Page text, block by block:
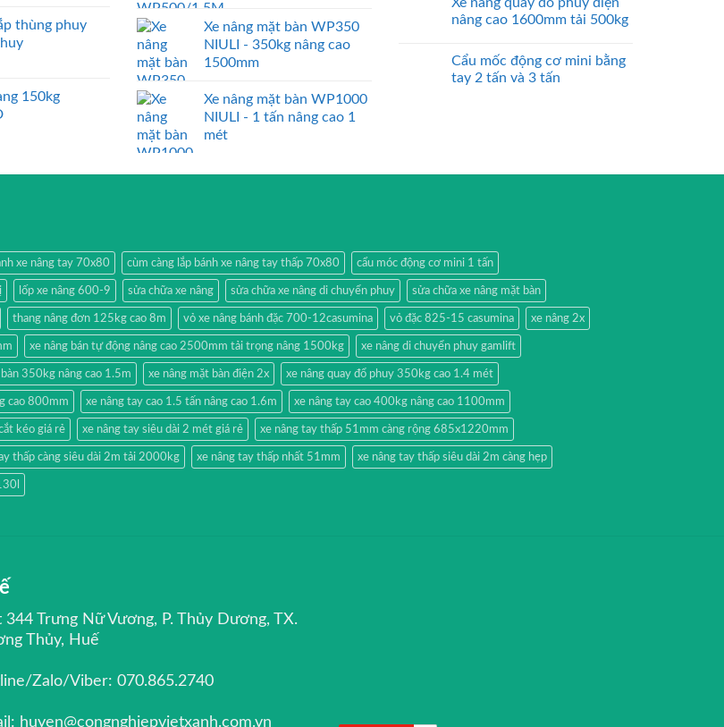
thùng phuy
150kg
Xe nâng mặt bàn WP350
NIULI - 350kg nâng cao
1500mm
Xe nâng mặt bàn WP1000
NIULI - 1 tấn nâng cao 1
mét
nâng cao 1600mm tải 500kg
Cẩu mốc động cơ mini bằng
tay 2 tấn và 3 tấn
xe nâng tay 70x80 cùm càng lắp bánh xe nâng tay thấp 70x80 cẩu móc động cơ mini 1 tấn
lốp xe nâng 600-9 sửa chữa xe nâng sửa chữa xe nâng di chuyển phuy sửa chữa xe nâng mặt bàn
thang nâng đơn 125kg cao 8m vỏ xe nâng bánh đặc 700-12casumina vỏ đặc 825-15 casumina xe nâng 2x
xe nâng bán tự động nâng cao 2500mm tải trọng nâng 1500kg xe nâng di chuyển phuy gamlift
350kg nâng cao 1.5m xe nâng mặt bàn điện 2x xe nâng quay đổ phuy 350kg cao 1.4 mét
cao 800mm xe nâng tay cao 1.5 tấn nâng cao 1.6m xe nâng tay cao 400kg nâng cao 1100mm
kéo giá rẻ xe nâng tay siêu dài 2 mét giá rẻ xe nâng tay thấp 51mm càng rộng 685x1220mm
thấp càng siêu dài 2m tải 2000kg xe nâng tay thấp nhất 51mm xe nâng tay thấp siêu dài 2m càng hẹp
344 Trưng Nữ Vương, P. Thủy Dương, TX.
Thủy, Huế
Zalo/Viber: 070.865.2740
huyen@congnghiepvietxanh.com.vn